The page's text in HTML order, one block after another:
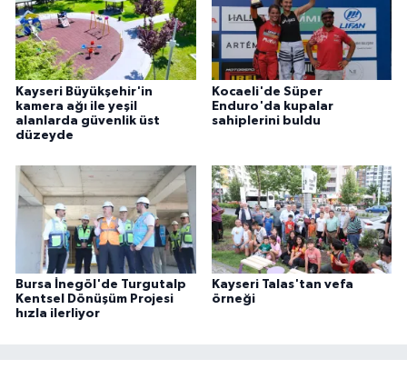
Kayseri Büyükşehir'in
kamera ağı ile yeşil
alanlarda güvenlik üst
düzeyde
Kocaeli'de Süper
Enduro'da kupalar
sahiplerini buldu
Bursa İnegöl'de Turgutalp
Kentsel Dönüşüm Projesi
hızla ilerliyor
Kayseri Talas'tan vefa
örneği